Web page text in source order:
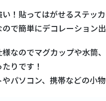
！貼ってはがせるステッカ
ので簡単にデコレーション
なのでマグカップや水筒
りです！
やパソコン、携帯などの小